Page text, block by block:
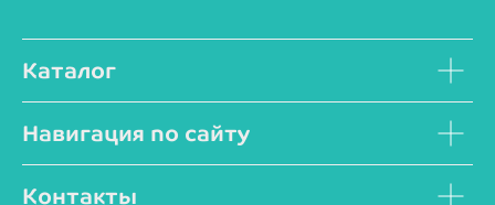
Каталог
Навигация по сайту
Контакты